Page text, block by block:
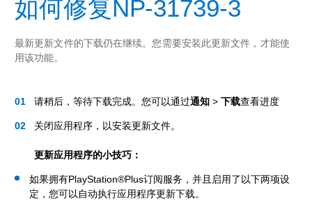
如何修复NP-31739-3
最新更新文件的下载仍在继续。您需要安装此更新文件，才能使
用该功能。
请稍后，等待下载完成。您可以通过通知 > 下载查看进度
关闭应用程序，以安装更新文件。
更新应用程序的小技巧：
如果拥有PlayStation®Plus订阅服务，并且启用了以下两项设
定，您可以自动执行应用程序更新下载。